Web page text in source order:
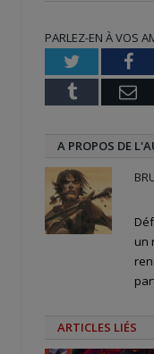
fenêtre)
PARLEZ-EN À VOS
Twitter
Tumblr
A PROPOS DE
un
ARTICLES LIÉS